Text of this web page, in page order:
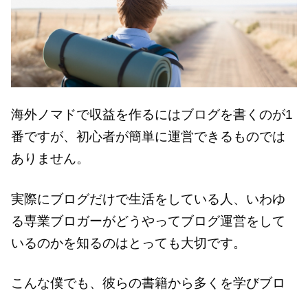
海外ノマドで収益を作るにはブログを書くのが1
番ですが、初心者が簡単に運営できるものでは
ありません。
実際にブログだけで生活をしている人、いわゆ
る専業ブロガーがどうやってブログ運営をして
いるのかを知るのはとっても大切です。
こんな僕でも、彼らの書籍から多くを学びブロ